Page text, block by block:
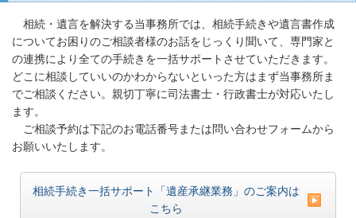
相続・遺言を解決する当事務所では、相続手続きや遺言書作成
についてお困りのご相談者様のお話をじっくり聞いて、専門家と
の連携により全ての手続きを一括サポートさせていただきます。
どこに相談していいのかわからないといった方はまず当事務所ま
でご相談ください。親切丁寧に司法書士・行政書士が対応いたし
ます。
ご相談予約は下記のお電話番号または問い合わせフォームから
お願いいたします。
相続手続き一括サポート「遺産承継業務」のご案内は
こちら